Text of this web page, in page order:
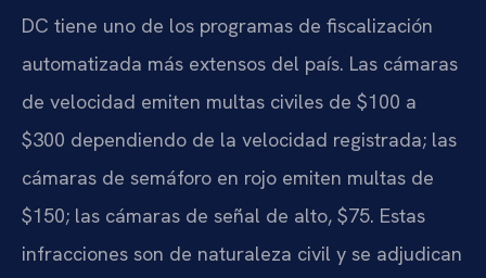
DC tiene uno de los programas de fiscalización
automatizada más extensos del país. Las cámaras
de velocidad emiten multas civiles de $100 a
$300 dependiendo de la velocidad registrada; las
cámaras de semáforo en rojo emiten multas de
$150; las cámaras de señal de alto, $75. Estas
infracciones son de naturaleza civil y se adjudican